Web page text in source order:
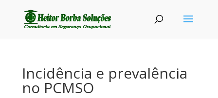
Incidência e prevalência
no PCMSO